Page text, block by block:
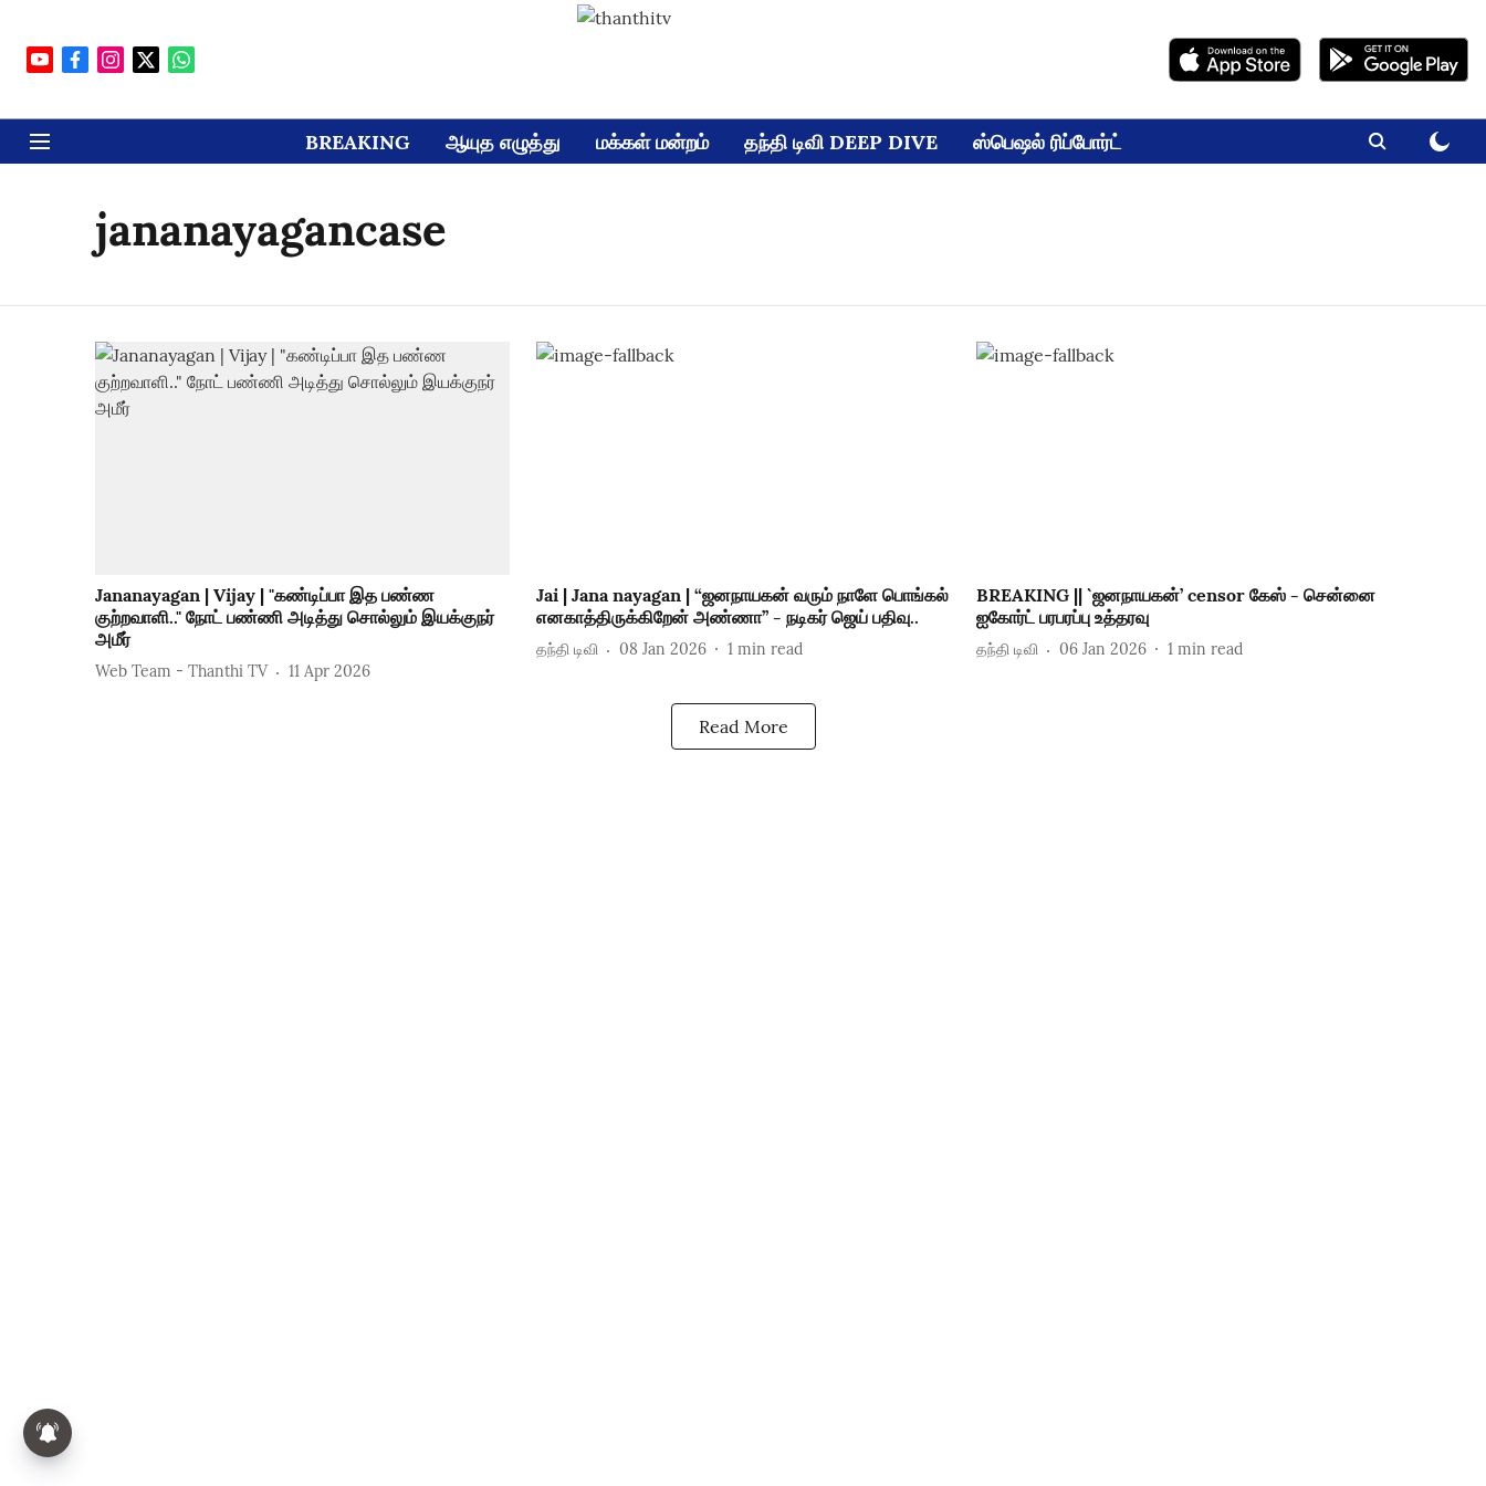
BREAKING ஆயுத எழுத்து மக்கள் மன்றம் தந்தி டிவி DEEP DIVE ஸ்பெஷல் ரிப்போர்ட்
jananayagancase
Jananayagan | Vijay | "கண்டிப்பா இத பண்ண
குற்றவாளி.." நோட் பண்ணி அடித்து சொல்லும் இயக்குநர்
அமீர்
Web Team - Thanthi TV 11 Apr 2026
Jai | Jana nayagan | “ஜனநாயகன் வரும் நாளே பொங்கல்
எனகாத்திருக்கிறேன் அண்ணா’’ - நடிகர் ஜெய் பதிவு..
தந்தி டிவி 08 Jan 2026 1 min read
BREAKING || `ஜனநாயகன்’ censor கேஸ் - சென்னை
ஐகோர்ட் பரபரப்பு உத்தரவு
தந்தி டிவி 06 Jan 2026 1 min read
Read More